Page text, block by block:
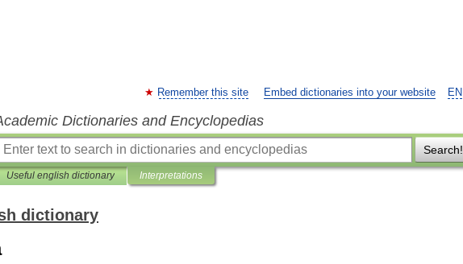
EN
Remember this site Embed dictionaries into your website
Dictionaries and Encyclopedias
Search!
Useful english dictionary Interpretations
dictionary